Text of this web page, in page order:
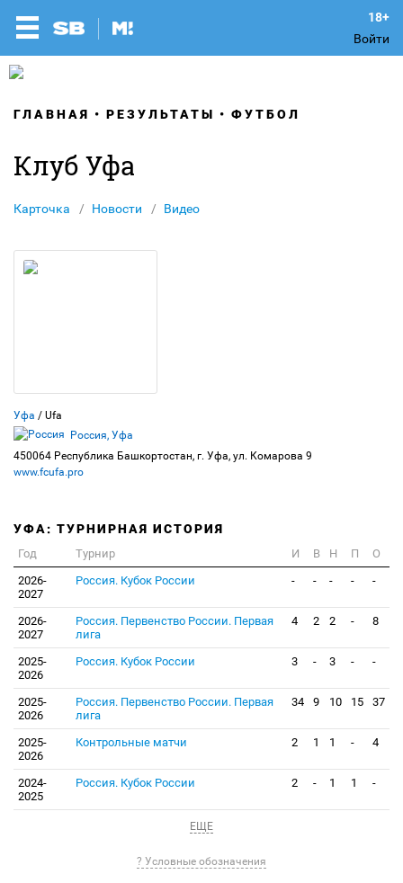
Войти
ГЛАВНАЯ РЕЗУЛЬТАТЫ ФУТБОЛ
Клуб Уфа
Карточка Новости Видео
Уфа / Ufa
Россия, Уфа
450064 Республика Башкортостан, г. Уфа, ул. Комарова 9
www.fcufa.pro
УФА: ТУРНИРНАЯ ИСТОРИЯ
Год Турнир И В Н П
О
2026-
2027
Россия. Кубок России - - - - -
2026-
2027
Россия. Первенство России. Первая
лига
4 2 2 - 8
2025-
2026
Россия. Кубок России 3 - 3 - -
2025-
2026
Россия. Первенство России. Первая
лига
34 9 10 15 37
2025-
2026
Контрольные матчи 2 1 1 - 4
2024-
2025
Россия. Кубок России 2 - 1 1 -
ЕЩЕ
? Условные обозначения